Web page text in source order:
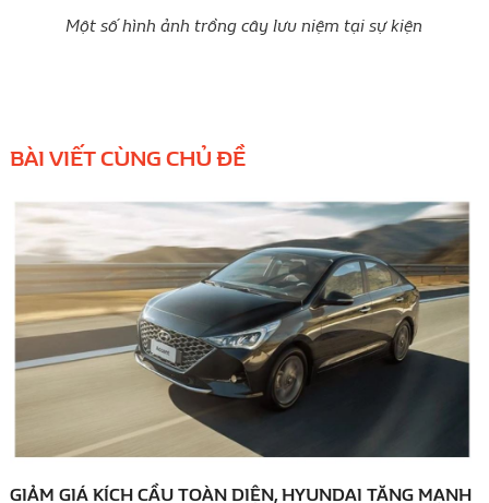
Một số hình ảnh trồng cây lưu niệm tại sự kiện
BÀI VIẾT CÙNG CHỦ ĐỀ
GIẢM GIÁ KÍCH CẦU TOÀN DIỆN, HYUNDAI TĂNG MẠNH